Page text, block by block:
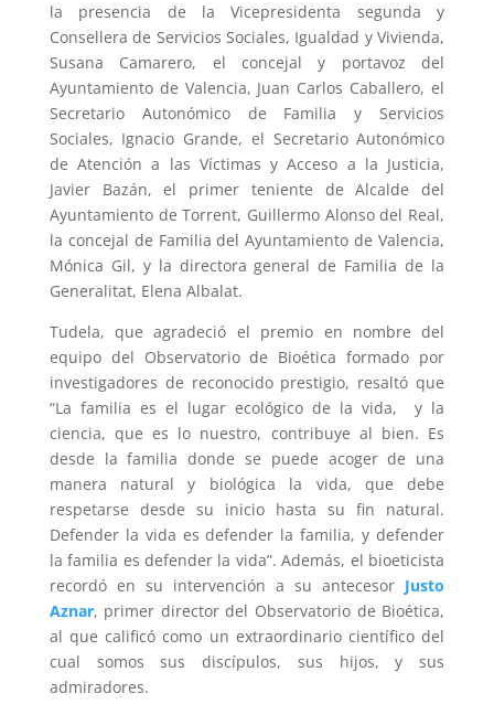
la presencia de la Vicepresidenta segunda y
Consellera de Servicios Sociales, Igualdad y Vivienda,
Susana Camarero, el concejal y portavoz del
Ayuntamiento de Valencia, Juan Carlos Caballero, el
Secretario Autonómico de Familia y Servicios
Sociales, Ignacio Grande, el Secretario Autonómico
de Atención a las Víctimas y Acceso a la Justicia,
Javier Bazán, el primer teniente de Alcalde del
Ayuntamiento de Torrent, Guillermo Alonso del Real,
la concejal de Familia del Ayuntamiento de Valencia,
Mónica Gil, y la directora general de Familia de la
Generalitat, Elena Albalat.
Tudela, que agradeció el premio en nombre del
equipo del Observatorio de Bioética formado por
investigadores de reconocido prestigio, resaltó que
“La familia es el lugar ecológico de la vida, y la
ciencia, que es lo nuestro, contribuye al bien. Es
desde la familia donde se puede acoger de una
manera natural y biológica la vida, que debe
respetarse desde su inicio hasta su fin natural.
Defender la vida es defender la familia, y defender
la familia es defender la vida”. Además, el bioeticista
recordó en su intervención a su antecesor Justo
Aznar, primer director del Observatorio de Bioética,
al que calificó como un extraordinario científico del
cual somos sus discípulos, sus hijos, y sus
admiradores.